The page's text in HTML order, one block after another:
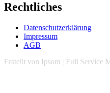
Rechtliches
Datenschutzerklärung
Impressum
AGB
Erstellt von Ipsom | Full Service